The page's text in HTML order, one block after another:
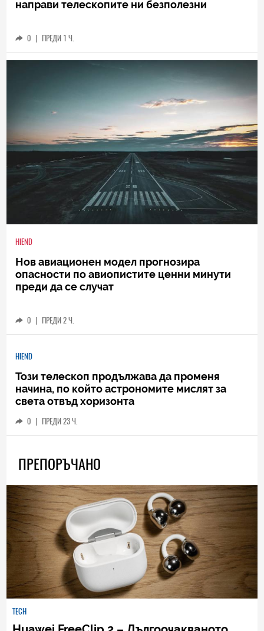
направи телескопите ни безполезни
0 | ПРЕДИ 1 Ч.
HIEND
Нов авиационен модел прогнозира
опасности по авиопистите ценни минути
преди да се случат
0 | ПРЕДИ 2 Ч.
HIEND
Този телескоп продължава да променя
начина, по който астрономите мислят за
света отвъд хоризонта
0 | ПРЕДИ 23 Ч.
ПРЕПОРЪЧАНО
TECH